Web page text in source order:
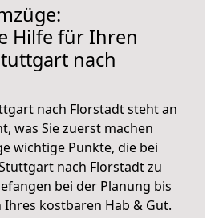
Hilfe für Ihren
nach
nach Florstadt steht an
was Sie zuerst machen
wichtige Punkte, die bei
nach Florstadt zu
bei der Planung bis
kostbaren Hab & Gut.